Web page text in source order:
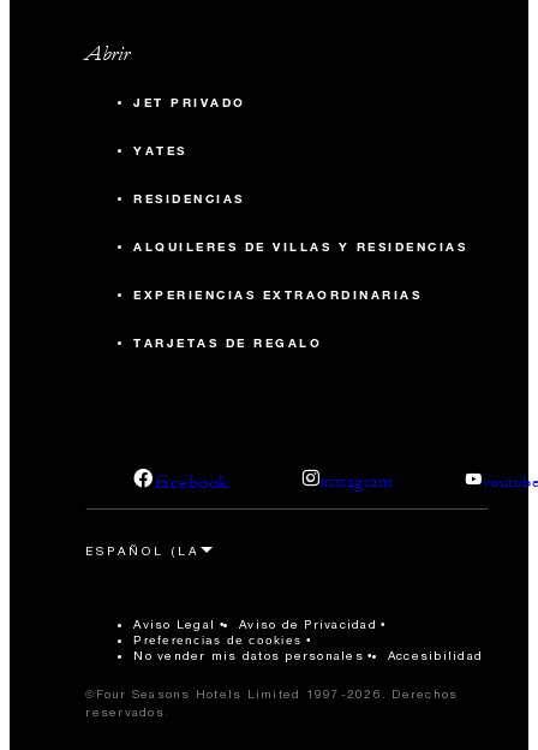
Abrir
JET PRIVADO
YATES
RESIDENCIAS
ALQUILERES DE VILLAS Y RESIDENCIAS
EXPERIENCIAS EXTRAORDINARIAS
TARJETAS DE REGALO
facebook instagram
Aviso Legal Aviso de Privacidad
Preferencias de cookies
No vender mis datos personales Accesibilidad
©Four Seasons Hotels Limited 1997-2026. Derechos
reservados.